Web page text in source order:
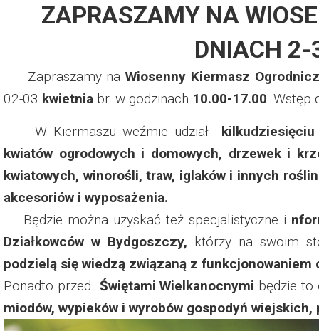
Dzień Działkowca 2014
Dzień Działkowca 2015
Dzień Działkowca 2019
Dzień Działkowca 2022
Dzień Działkowca 2023
Dzień Działkowca 2024
Dzień Działkowca 2025
ZAPRASZAMY NA
DNIACH
Zapraszamy naWiosenny Kiermasz
02-03 kwietnia br. w godzinach 10.00-17.00. Wstęp
W Kiermaszu weźmie udział
kwiatów ogrodowych i domowych, drzewek i
kwiatowych, winorośli, traw, iglaków i innych
akcesoriów i wyposażenia.
Będzie można uzyskać też specjalistyczne i
Działkowców w Bydgoszczy, którzy na swoim
podzielą się wiedzą związaną z
Ponadto przed Świętami Wielkanocnymi będzie
miodów, wypieków i wyrobów gospodyń